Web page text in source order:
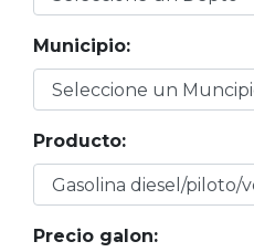
Municipio:
Producto:
Precio galon: